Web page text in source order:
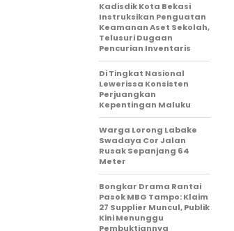
Kadisdik Kota Bekasi
Instruksikan Penguatan
Keamanan Aset Sekolah,
Telusuri Dugaan
Pencurian Inventaris
Di Tingkat Nasional
Lewerissa Konsisten
Perjuangkan
Kepentingan Maluku
Warga Lorong Labake
Swadaya Cor Jalan
Rusak Sepanjang 64
Meter
Bongkar Drama Rantai
Pasok MBG Tampo: Klaim
27 Supplier Muncul, Publik
Kini Menunggu
Pembuktiannya